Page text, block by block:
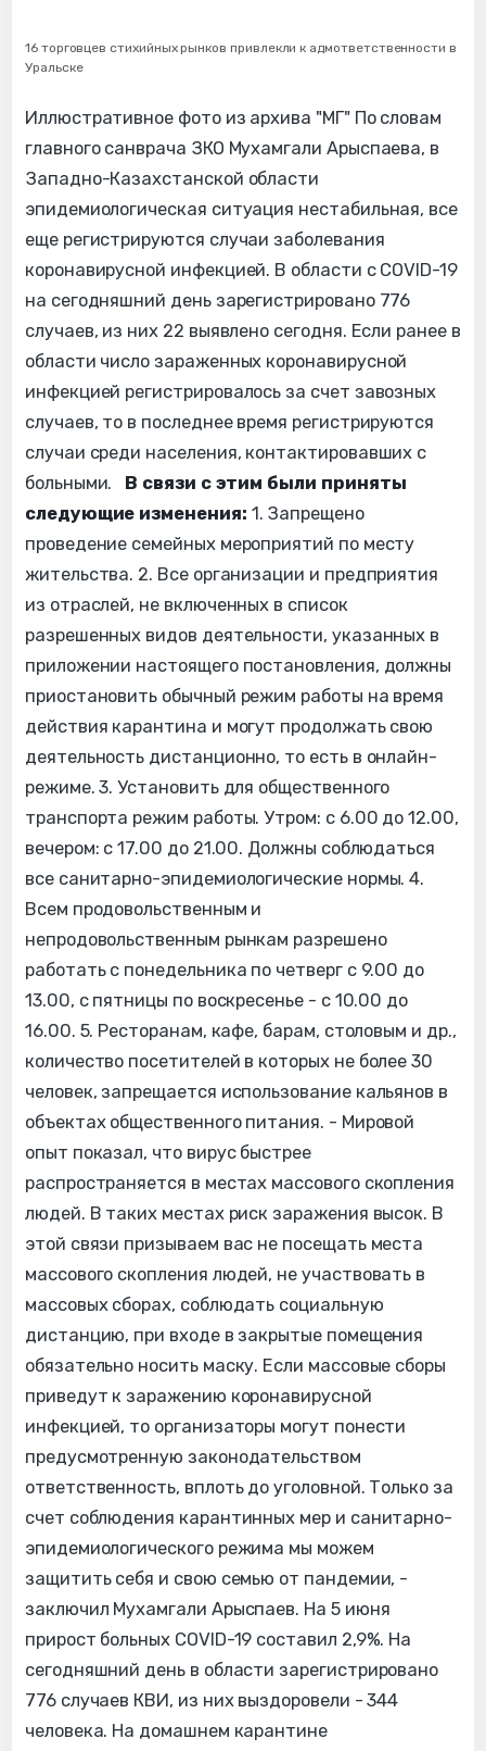
16 торговцев стихийных рынков привлекли к адмответственности в
Уральске
Иллюстративное фото из архива "МГ" По словам
главного санврача ЗКО Мухамгали Арыспаева, в
Западно-Казахстанской области
эпидемиологическая ситуация нестабильная, все
еще регистрируются случаи заболевания
коронавирусной инфекцией. В области с COVID-19
на сегодняшний день зарегистрировано 776
случаев, из них 22 выявлено сегодня. Если ранее в
области число зараженных коронавирусной
инфекцией регистрировалось за счет завозных
случаев, то в последнее время регистрируются
случаи среди населения, контактировавших с
больными.
В связи с этим были приняты
следующие изменения: 1. Запрещено
проведение семейных мероприятий по месту
жительства. 2. Все организации и предприятия
из отраслей, не включенных в список
разрешенных видов деятельности, указанных в
приложении настоящего постановления, должны
приостановить обычный режим работы на время
действия карантина и могут продолжать свою
деятельность дистанционно, то есть в онлайн-
режиме. 3. Установить для общественного
транспорта режим работы. Утром: с 6.00 до 12.00,
вечером: с 17.00 до 21.00. Должны соблюдаться
все санитарно-эпидемиологические нормы. 4.
Всем продовольственным и
непродовольственным рынкам разрешено
работать с понедельника по четверг с 9.00 до
13.00, с пятницы по воскресенье - с 10.00 до
16.00. 5. Ресторанам, кафе, барам, столовым и др.,
количество посетителей в которых не более 30
человек, запрещается использование кальянов в
объектах общественного питания. - Мировой
опыт показал, что вирус быстрее
распространяется в местах массового скопления
людей. В таких местах риск заражения высок. В
этой связи призываем вас не посещать места
массового скопления людей, не участвовать в
массовых сборах, соблюдать социальную
дистанцию, при входе в закрытые помещения
обязательно носить маску. Если массовые сборы
приведут к заражению коронавирусной
инфекцией, то организаторы могут понести
предусмотренную законодательством
ответственность, вплоть до уголовной. Только за
счет соблюдения карантинных мер и санитарно-
эпидемиологического режима мы можем
защитить себя и свою семью от пандемии, -
заключил Мухамгали Арыспаев. На 5 июня
прирост больных COVID-19 составил 2,9%. На
сегодняшний день в области зарегистрировано
776 случаев КВИ, из них выздоровели - 344
человека. На домашнем карантине